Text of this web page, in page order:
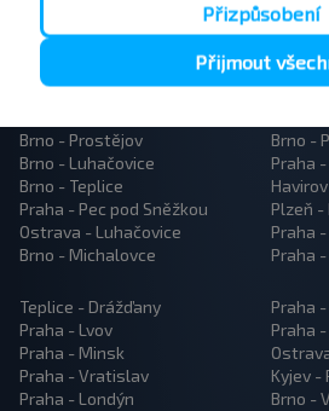
Brno - Prostějov
Brno - Luhačovice
Brno - Teplice
Praha - Pec pod Sněžkou
Ostrava - Luhačovice
Brno - Michalovce
Brno -
Praha
Plzeň -
Praha
Praha
Teplice - Drážďany
Praha - Lvov
Praha - Minsk
Praha - Vratislav
Praha - Londýn
Praha
Praha
Kyjev -
Brno -
Přizpůsobení
Přijmout